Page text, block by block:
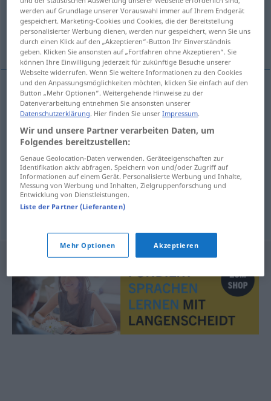
(Für mehr Details die Übersetzung anklicken/antippen)
Reihe, Inspektion, Turnus
Reihef beurt
Turnusm beurt
Inspektionf beurt AUTO
om de beurten → siehe „ beurtelings“
werden auf Grundlage unserer Vorauswahl immer auf Ihrem Endgerät
gespeichert. Marketing-Cookies und Cookies, die der Bereitstellung
personalisierter Werbung dienen, werden nur gespeichert, wenn Sie uns
durch einen Klick auf den „Akzeptieren“-Button Ihr Einverständnis
geben. Klicken Sie ansonsten auf „Fortfahren ohne Akzeptieren“. Sie
können Ihre Einwilligung jederzeit für zukünftige Besuche unserer
Webseite widerrufen. Wenn Sie weitere Informationen zu den Cookies
und den Anpassungsmöglichkeiten möchten, klicken Sie einfach auf den
Button „Mehr Optionen“. Weitergehende Hinweise zu der
Datenverarbeitung entnehmen Sie ansonsten unserer
Datenschutzerklärung. Hier finden Sie unserImpressum.
Wir und unsere Partner verarbeiten Daten, um
Folgendes bereitzustellen:
Genaue Geolocation-Daten verwenden. Geräteeigenschaften zur
Identifikation aktiv abfragen. Speichern von und/oder Zugriff auf
Informationen auf einem Gerät. Personalisierte Werbung und Inhalte,
Messung von Werbung und Inhalten, Zielgruppenforschung und
Entwicklung von Dienstleistungen.
Liste der Partner (Lieferanten)
Mehr Optionen Akzeptieren